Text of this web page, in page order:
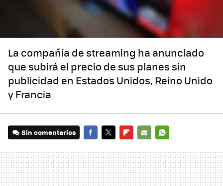
La compañía de streaming ha anunciado
que subirá el precio de sus planes sin
publicidad en Estados Unidos, Reino Unido
y Francia
Sin comentarios
MAIL